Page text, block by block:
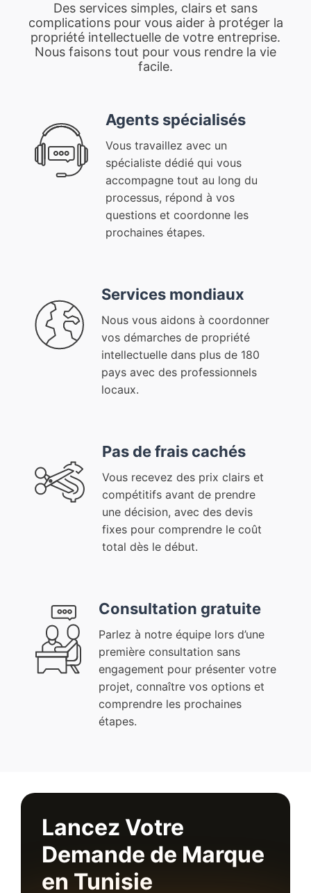
Des services simples, clairs et sans
complications pour vous aider à protéger la
propriété intellectuelle de votre entreprise.
Nous faisons tout pour vous rendre la vie
facile.
Agents spécialisés
Vous travaillez avec un
spécialiste dédié qui vous
accompagne tout au long du
processus, répond à vos
questions et coordonne les
prochaines étapes.
Services mondiaux
Nous vous aidons à coordonner
vos démarches de propriété
intellectuelle dans plus de 180
pays avec des professionnels
locaux.
Pas de frais cachés
Vous recevez des prix clairs et
compétitifs avant de prendre
une décision, avec des devis
fixes pour comprendre le coût
total dès le début.
Consultation gratuite
Parlez à notre équipe lors d’une
première consultation sans
engagement pour présenter votre
projet, connaître vos options et
comprendre les prochaines
étapes.
Lancez Votre
Demande de Marque
en Tunisie